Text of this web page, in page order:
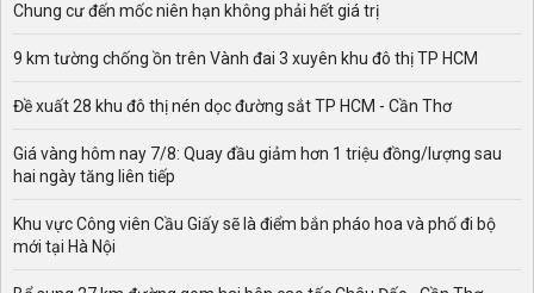
Chung cư đến mốc niên hạn không phải hết giá trị
9 km tường chống ồn trên Vành đai 3 xuyên khu đô thị TP HCM
Đề xuất 28 khu đô thị nén dọc đường sắt TP HCM - Cần Thơ
Giá vàng hôm nay 7/8: Quay đầu giảm hơn 1 triệu đồng/lượng sau
hai ngày tăng liên tiếp
Khu vực Công viên Cầu Giấy sẽ là điểm bắn pháo hoa và phố đi bộ
mới tại Hà Nội